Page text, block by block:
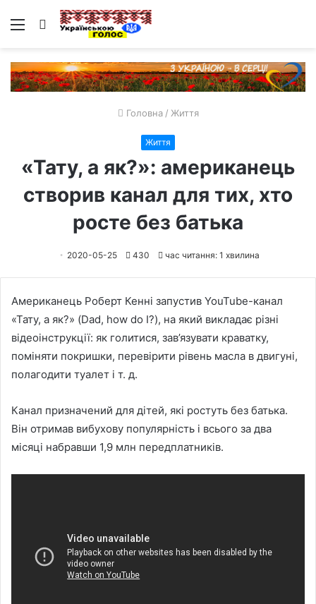
Меню Пошук
Головна / Життя
Життя
«Тату, а як?»: американець
створив канал для тих, хто
росте без батька
2020-05-25 430 час читання: 1 хвилина
Американець Роберт Кенні запустив YouTube-канал
«Тату, а як?» (Dad, how do I?), на який викладає різні
відеоінструкції: як голитися, зав’язувати краватку,
поміняти покришки, перевірити рівень масла в двигуні,
полагодити туалет і т. д.
Канал призначений для дітей, які ростуть без батька.
Він отримав вибухову популярність і всього за два
місяці набравши 1,9 млн передплатників.